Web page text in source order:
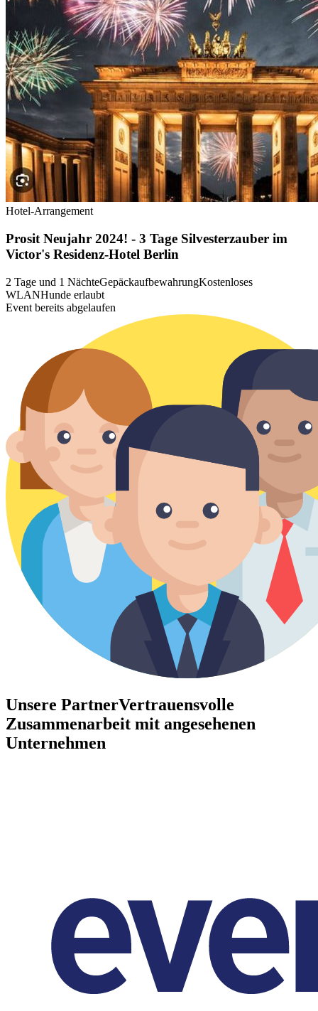
Hotel-Arrangement
Prosit Neujahr 2024! - 3 Tage Silvesterzauber im
Victor's Residenz-Hotel Berlin
2 Tage und 1 NächteGepäckaufbewahrungKostenloses
WLANHunde erlaubt
Event bereits abgelaufen
Unsere PartnerVertrauensvolle
Zusammenarbeit mit angesehenen
Unternehmen